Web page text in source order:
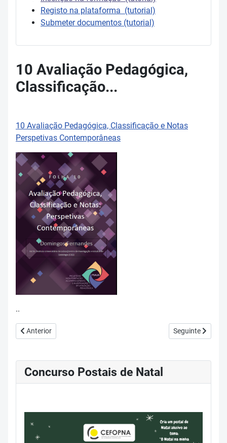
Registo na plataforma (tutorial)
Submeter documentos (tutorial)
10 Avaliação Pedagógica,
Classificação...
10 Avaliação Pedagógica, Classificação e Notas
Perspetivas Contemporâneas
..
Artigo anterior: 09 Avaliação Formativa Digital
Anterior Artigo seguinte:
Seguinte
Concurso Postais de Natal